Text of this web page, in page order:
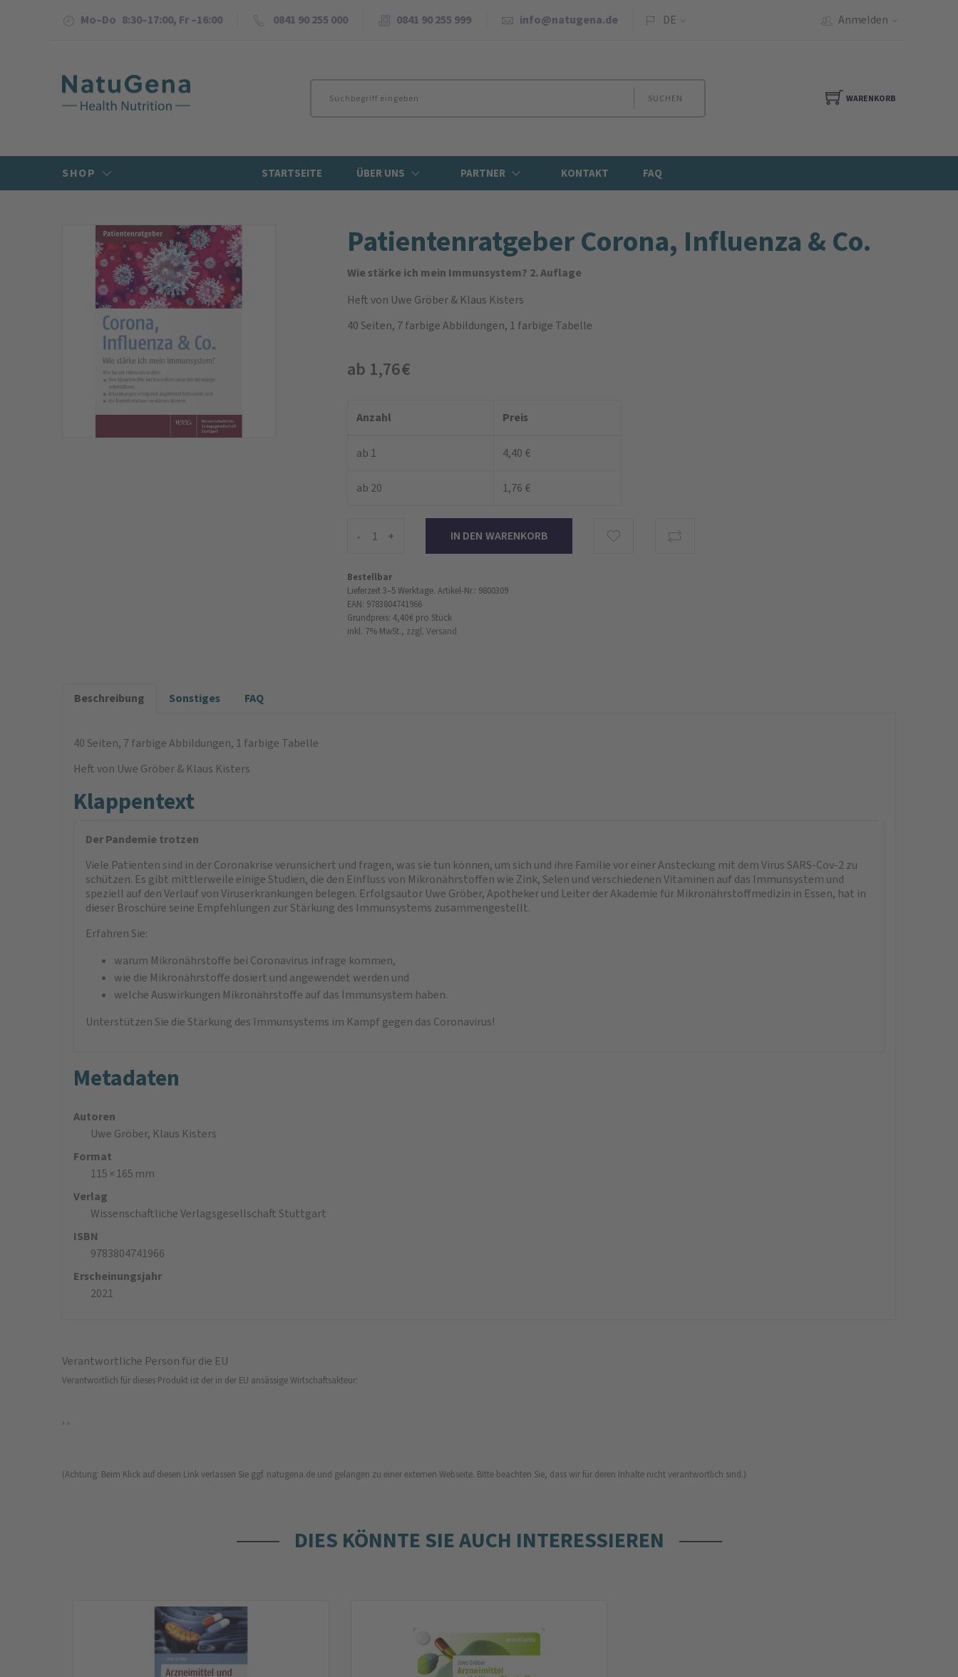
Mo–Do 8:30–17:00, Fr –16:00 0841 90 255 000 0841 90 255 999 info@natugena.de DE Anmelden
SUCHEN WARENKORB
SHOP STARTSEITE ÜBER UNS PARTNER KONTAKT FAQ
Patienten­ratgeber Corona, Influenza & Co.
Wie stärke ich mein Immunsystem? 2. Auflage
Heftvon Uwe Gröber & Klaus Kisters
40 Seiten, 7 farbige Abbildungen, 1 farbige Tabelle
ab 1,76 €
Anzahl Preis
ab 1 4,40 €
ab 20 1,76 €
- +
Bestellbar
Lieferzeit 3–5 Werktage. Artikel-Nr.: 9800309
EAN: 9783804741966
Grundpreis: 4,40 € pro Stück
inkl. 7% MwSt., zzgl. Versand
Beschreibung Sonstiges FAQ
40 Seiten, 7 farbige Abbildungen, 1 farbige Tabelle
Heft von Uwe Gröber & Klaus Kisters
Klappentext
Der Pandemie trotzen
Viele Patienten sind in der Coronakrise verunsichert und fragen, was sie tun können, um sich und ihre Familie vor einer Ansteckung mit dem Virus SARS-Cov-2 zu
schützen. Es gibt mittlerweile einige Studien, die den Einfluss von Mikronährstoffen wie Zink, Selen und verschiedenen Vitaminen auf das Immunsystem und
speziell auf den Verlauf von Viruserkrankungen belegen. Erfolgsautor Uwe Gröber, Apotheker und Leiter der Akademie für Mikronährstoffmedizin in Essen, hat in
dieser Broschüre seine Empfehlungen zur Stärkung des Immunsystems zusammengestellt.
Erfahren Sie:
warum Mikronährstoffe bei Coronavirus infrage kommen,
wie die Mikronährstoffe dosiert und angewendet werden und
welche Auswirkungen Mikronährstoffe auf das Immunsystem haben.
Unterstützen Sie die Stärkung des Immunsystems im Kampf gegen das Coronavirus!
Metadaten
Autoren
Uwe Gröber, Klaus Kisters
Format
115 × 165 mm
Verlag
Wissenschaftliche Verlagsgesellschaft Stuttgart
ISBN
9783804741966
Erscheinungsjahr
2021
Verantwortliche Person für die EU
Verantwortlich für dieses Produkt ist der in der EU ansässige Wirtschaftsakteur:
, ,
(Achtung: Beim Klick auf diesen Link verlassen Sie ggf. natugena.de und gelangen zu einer externen Webseite. Bitte beachten Sie, dass wir für deren Inhalte nicht verantwortlich sind.)
DIES KÖNNTE SIE AUCH INTERESSIEREN